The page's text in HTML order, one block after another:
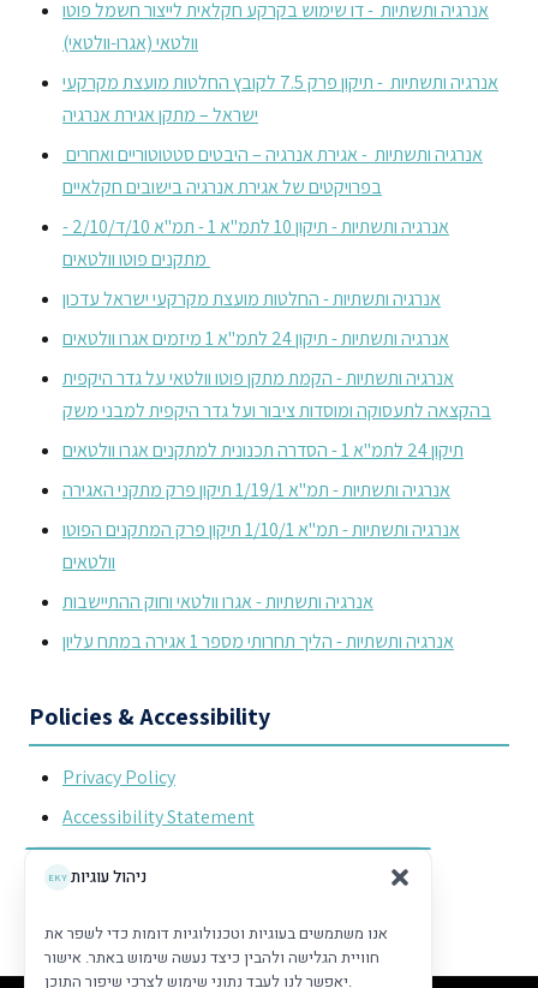
ניהול עוגיות
אנו משתמשים בעוגיות וטכנולוגיות דומות כדי לשפר את
חוויית הגלישה ולהבין כיצד נעשה שימוש באתר. אישור
יאפשר לנו לעבד נתוני שימוש לצרכי שיפור התוכן.
אנרגיה ותשתיות - דו שימוש בקרקע חקלאית לייצור חשמל פוטו
וולטאי (אגרו-וולטאי)
אנרגיה ותשתיות - תיקון פרק 7.5 לקובץ החלטות מועצת מקרקעי
ישראל – מתקן אגירת אנרגיה
אנרגיה ותשתיות - אגירת אנרגיה – היבטים סטטוטוריים ואחרים
בפרויקטים של אגירת אנרגיה בישובים חקלאיים
אנרגיה ותשתיות - תיקון 10 לתמ"א 1 - תמ"א 10/ד/2/10 -
מתקנים פוטו וולטאים
אנרגיה ותשתיות - החלטות מועצת מקרקעי ישראל עדכון
אנרגיה ותשתיות - תיקון 24 לתמ"א 1 מיזמים אגרו וולטאים
אנרגיה ותשתיות - הקמת מתקן פוטו וולטאי על גדר היקפית
בהקצאה לתעסוקה ומוסדות ציבור ועל גדר היקפית למבני משק
תיקון 24 לתמ"א 1 - הסדרה תכנונית למתקנים אגרו וולטאים
אנרגיה ותשתיות - תמ"א 1/19/1 תיקון פרק מתקני האגירה
אנרגיה ותשתיות - תמ"א 1/10/1 תיקון פרק המתקנים הפוטו
וולטאים
אנרגיה ותשתיות - אגרו וולטאי וחוק ההתיישבות
אנרגיה ותשתיות - הליך תחרותי מספר 1 אגירה במתח עליון
Policies & Accessibility
Privacy Policy
Accessibility Statement
XML Sitemap (for search engines)